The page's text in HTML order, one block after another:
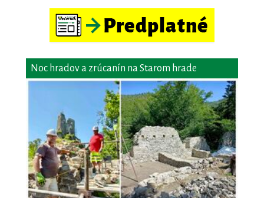
Noc hradov a zrúcanín na Starom hrade